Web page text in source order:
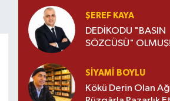
ŞEREF KAYA
DEDİKODU "BASIN
SÖZCÜSÜ"
SIYAMI BOYLU
Kökü Derin Olan